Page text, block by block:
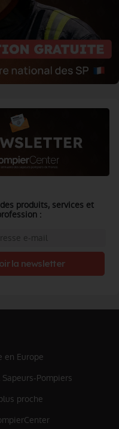
produits, services et
:
la newsletter
Europe
Pompiers
proche